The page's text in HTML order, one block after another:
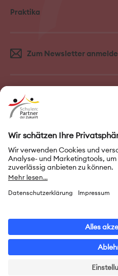
Praktika
Zum Newsletter
FAQ–Häufige Fragen
Nutzungsbedingungen
Privatsphäre-Einstellungen
Leichte Sprache
Erklärung zur
© 2026 Initiative „Schulen: